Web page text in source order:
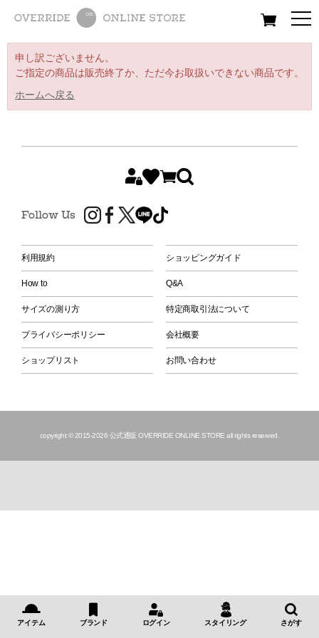
All Women Men
申し訳ございません。
ご指定の商品は販売終了か、ただ今お取扱いできない商品です。
ホームへ戻る
Follow Us
利用規約 ショッピングガイド
How to Q&A
サイズの測り方 特定商取引法について
プライバシーポリシー 会社概要
ショップリスト お問い合わせ
copyright © 2015-2026 公式通販 OVERRIDE ONLINE STORE all rights reserved.
アイテム ブランド ログイン スタイリング さがす